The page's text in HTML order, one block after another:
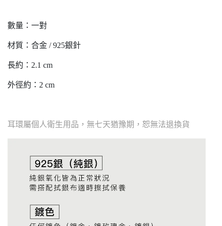
數量：一對
材質：合金 / 925銀針
長約：2.1 cm
外徑約：2 cm
耳環屬個人衛生用品，無七天猶豫期，恕無法退換貨